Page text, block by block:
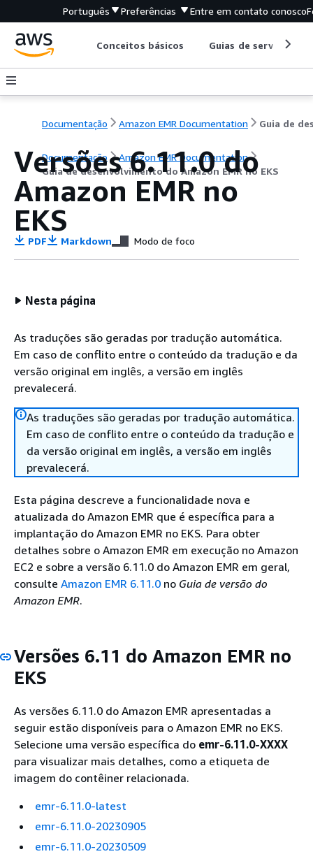
Português Preferências Entre em contato conosco
Conceitos básicos Guias de serviço
Documentação Amazon EMR Documentation
Documentação
Amazon EMR Documentation
Guia de desenvolvimento do Amazon EMR no EKS
Versões 6.11.0 do
Amazon EMR no
EKS
PDF Markdown Modo de foco
Nesta página
As traduções são geradas por tradução automática.
Em caso de conflito entre o conteúdo da tradução e da
versão original em inglês, a versão em inglês
prevalecerá.
As traduções são geradas por tradução automática.
Em caso de conflito entre o conteúdo da tradução e
da versão original em inglês, a versão em inglês
prevalecerá.
Esta página descreve a funcionalidade nova e
atualizada do Amazon EMR que é específica para a
implantação do Amazon EMR no EKS. Para obter
detalhes sobre o Amazon EMR em execução no Amazon
EC2 e sobre a versão 6.11.0 do Amazon EMR em geral,
consulte Amazon EMR 6.11.0 no Guia de versão do
Amazon EMR.
Versões 6.11 do Amazon EMR no
EKS
As versões 6.11.0 do Amazon EMR apresentadas a
seguir estão disponíveis para o Amazon EMR no EKS.
Selecione uma versão específica do emr-6.11.0-XXXX
para visualizar mais detalhes, como a etiqueta de
imagem do contêiner relacionada.
emr-6.11.0-latest
emr-6.11.0-20230905
emr-6.11.0-20230509